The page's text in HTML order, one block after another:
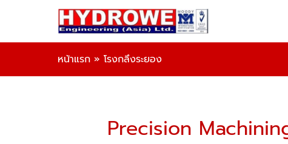
หน้าแรก » โรงกลึงระยอง
Precision